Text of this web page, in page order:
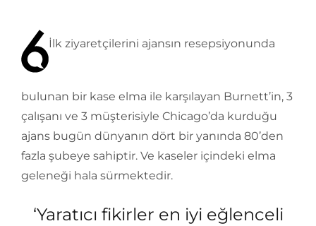
İlk ziyaretçilerini ajansın resepsiyonunda
bulunan bir kase elma ile karşılayan Burnett’in, 3
çalışanı ve 3 müşterisiyle Chicago’da kurduğu
ajans bugün dünyanın dört bir yanında 80’den
fazla şubeye sahiptir. Ve kaseler içindeki elma
geleneği hala sürmektedir.
‘Yaratıcı fikirler en iyi eğlenceli